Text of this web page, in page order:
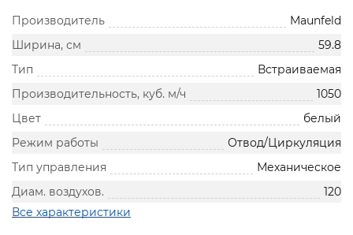
Производитель
Maunfeld
Ширина, см
59.8
Тип
Встраиваемая
Производительность, куб. м/ч
1050
Цвет
белый
Режим работы
Отвод/Циркуляция
Тип управления
Механическое
Диам. воздухов.
120
Все характеристики